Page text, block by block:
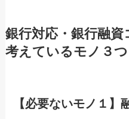
銀行対応・銀行融
考えているモノ３つ
【必要ないモノ１】